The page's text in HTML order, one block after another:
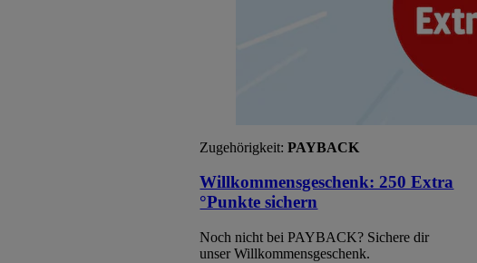
Zugehörigkeit: PAYBACK
Willkommensgeschenk: 250 Extra
°Punkte sichern
Noch nicht bei PAYBACK? Sichere dir
unser Willkommensgeschenk.